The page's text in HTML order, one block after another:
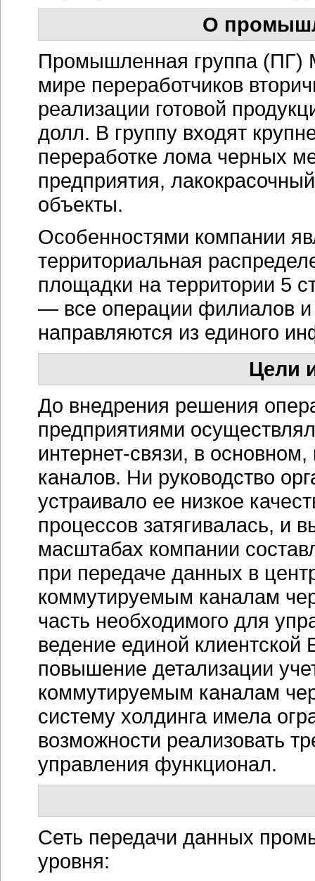
О
Промышленная группа (ПГ)
мире переработчиков
реализации готовой
долл. В группу входят
переработке лома черных
предприятия,
объекты.
Особенностями компании
территориальная
площадки на территории 5
— все операции филиалов и
направляются из единого
Цели
До внедрения решения
предприятиями
интернет-связи, в
каналов. Ни руководство
устраивало ее низкое
процессов затягивалась, и
масштабах компании
при передаче данных в
коммутируемым каналам
часть необходимого для
ведение единой
повышение детализации
коммутируемым каналам
систему холдинга имела
возможности реализовать
управления функционал.
Сеть передачи данных
уровня: